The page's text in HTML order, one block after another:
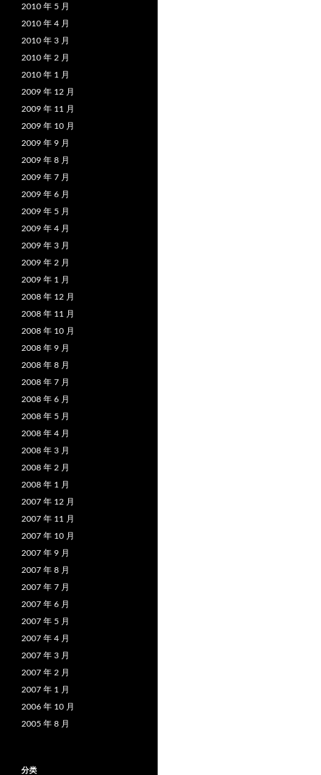
2010 年 5 月
2010 年 4 月
2010 年 3 月
2010 年 2 月
2010 年 1 月
2009 年 12 月
2009 年 11 月
2009 年 10 月
2009 年 9 月
2009 年 8 月
2009 年 7 月
2009 年 6 月
2009 年 5 月
2009 年 4 月
2009 年 3 月
2009 年 2 月
2009 年 1 月
2008 年 12 月
2008 年 11 月
2008 年 10 月
2008 年 9 月
2008 年 8 月
2008 年 7 月
2008 年 6 月
2008 年 5 月
2008 年 4 月
2008 年 3 月
2008 年 2 月
2008 年 1 月
2007 年 12 月
2007 年 11 月
2007 年 10 月
2007 年 9 月
2007 年 8 月
2007 年 7 月
2007 年 6 月
2007 年 5 月
2007 年 4 月
2007 年 3 月
2007 年 2 月
2007 年 1 月
2006 年 10 月
2005 年 8 月
分类